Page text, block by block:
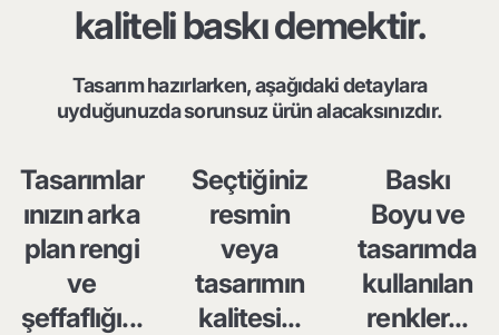
kaliteli baskı demektir.
Tasarım hazırlarken, aşağıdaki detaylara
uyduğunuzda sorunsuz ürün alacaksınızdır.
Tasarımlar
ınızın arka
plan rengi
ve
şeffaflığı...
Seçtiğiniz
resmin
veya
tasarımın
kalitesi...
Baskı
Boyu ve
tasarımda
kullanılan
renkler...